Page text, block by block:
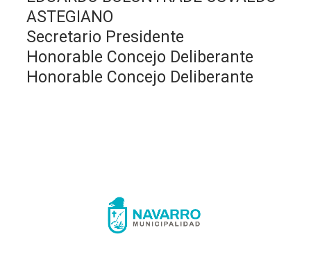
ASTEGIANO
Secretario Presidente
Honorable Concejo Deliberante
Honorable Concejo Deliberante